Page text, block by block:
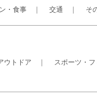
・食事 ｜ 交通 ｜ そ
ウトドア ｜ スポーツ・